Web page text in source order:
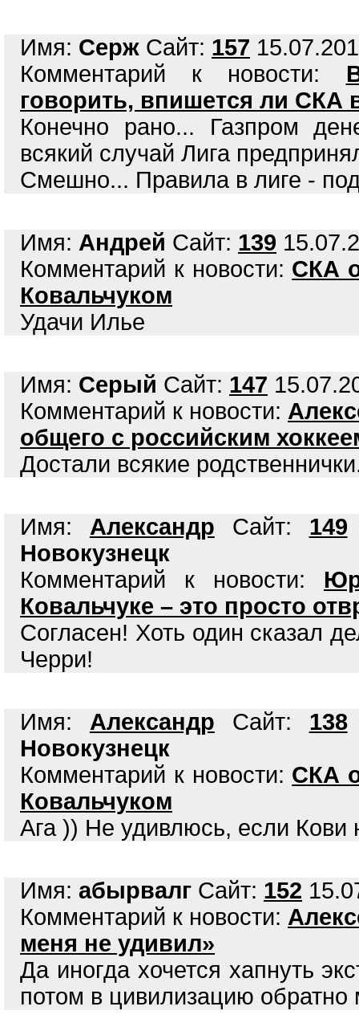
Имя: Серж Сайт: 157
Комментарий к новости:
говорить, впишется ли СКА
Конечно рано... Газпром
всякий случай Лига
Смешно... Правила в лиге -
Имя: Андрей Сайт: 139
Комментарий к новости: СКА
Ковальчуком
Удачи Илье
Имя: Серый Сайт: 147
Комментарий к новости:
общего с российским
Достали всякие
Имя: Александр Сайт: 149
Новокузнецк
Комментарий к новости:
Ковальчуке – это просто
Согласен! Хоть один сказал
Черри!
Имя: Александр Сайт: 138
Новокузнецк
Комментарий к новости: СКА
Ковальчуком
Ага )) Не удивлюсь, если Кови
Имя: абырвалг Сайт: 152
Комментарий к новости:
меня не удивил»
Да иногда хочется хапнуть
потом в цивилизацию обратно